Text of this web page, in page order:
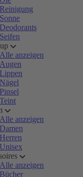
Reinigung
Sonne
Deodorants
Seifen
Alle anzeigen
Augen
Lippen
Nägel
Pinsel
Teint
Alle anzeigen
Damen
Herren
Unisex
Alle anzeigen
Bücher